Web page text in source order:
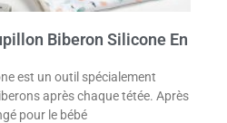
Biberon Silicone En
est un outil spécialement
après chaque tétée. Après
pour le bébé